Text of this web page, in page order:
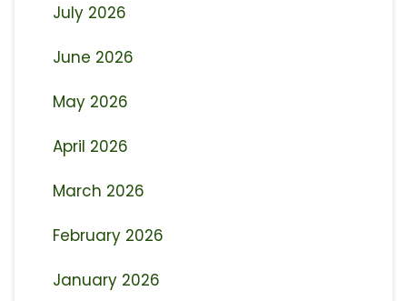
July 2026
June 2026
May 2026
April 2026
March 2026
February 2026
January 2026